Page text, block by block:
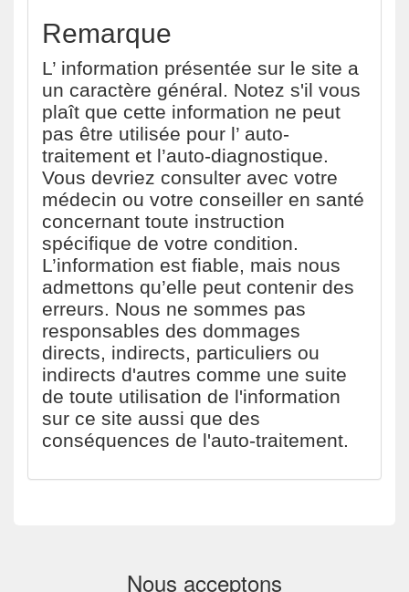
Remarque
L’ information présentée sur le site a
un caractère général. Notez s'il vous
plaît que cette information ne peut
pas être utilisée pour l’ auto-
traitement et l’auto-diagnostique.
Vous devriez consulter avec votre
médecin ou votre conseiller en santé
concernant toute instruction
spécifique de votre condition.
L’information est fiable, mais nous
admettons qu’elle peut contenir des
erreurs. Nous ne sommes pas
responsables des dommages
directs, indirects, particuliers ou
indirects d'autres comme une suite
de toute utilisation de l'information
sur ce site aussi que des
conséquences de l'auto-traitement.
Nous acceptons